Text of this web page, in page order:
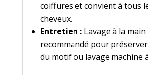
coiffures et convient à tous
cheveux.
Entretien :Lavage à la main
recommandé pour
du motif ou lavage machine